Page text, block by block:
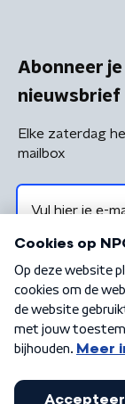
Abonneer
nieuwsbrief
Elke zaterdag
mailbox
Algemene